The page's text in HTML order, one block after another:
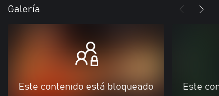
Galería
Este contenido está bloqueado Este